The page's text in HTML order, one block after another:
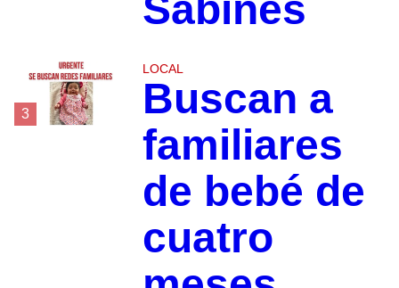
Sabines
3
LOCAL
Buscan a
familiares
de bebé de
cuatro